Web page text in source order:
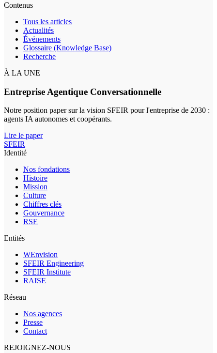
Contenus
Tous les articles
Actualités
Événements
Glossaire (Knowledge Base)
Recherche
À LA UNE
Entreprise Agentique Conversationnelle
Notre position paper sur la vision SFEIR pour l'entreprise de 2030 :
agents IA autonomes et coopérants.
Lire le paper
SFEIR
Identité
Nos fondations
Histoire
Mission
Culture
Chiffres clés
Gouvernance
RSE
Entités
WEnvision
SFEIR Engineering
SFEIR Institute
RAISE
Réseau
Nos agences
Presse
Contact
REJOIGNEZ-NOUS